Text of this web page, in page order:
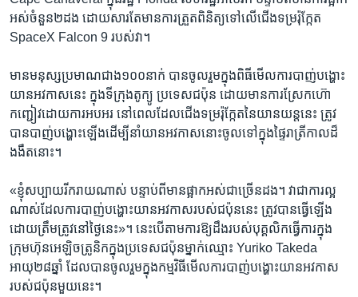
អស់​ចំនួន​២​ដង​ ដោយ​សារ​តែមាន​ការ​ត្រួត​ពិនិត្យ​ទៅ​លើ​ជើង​ទម្រ​រ៉ុក្កែត​
SpaceX Falcon 9​ របស់​វា។​
មាន​មនុស្ស​ប្រមាណ​ជាង១០០​នាក់​ បាន​ចូលរួម​ក្នុង​ពិធី​មើលការ​បាញ់​បង្ហោះ​
យាន​អវកាស​នេះ​ ក្នុង​ទីក្រុង​តូក្យូ​ ប្រទេស​ជប៉ុន​ ដោយ​មាន​ការ​ស្រែក​ហ៊ោ​
កញ្ជៀវ​ដោយ​ការ​អបអរ នៅ​ពេល​ដែលជើង​ទម្រ​រ៉ុក្កែតនៃ​យានយន្ត​នេះ​ ត្រូវ​
បាន​បាញ់​បង្ហោះ​ឡើង​ដើម្បី​នាំ​យាន​អវកាស​នោះ​ចូល​ទៅក្នុង​ផ្ទៃ​រាត្រី​កាលដ៏​
ងងឹត​នោះ។​
«ខ្ញុំ​សប្បាយ​រីករាយ​ណាស់​ បន្ទាប់​ពីមានផ្អាក​អស់​ជា​ច្រើន​ដង​។​ ​វា​ជាការ​ល្អ​
ណាស់ដែលការ​បាញ់​បង្ហោះ​យានអវកាសរបស់​ជប៉ុន​នេះ ត្រូវ​បាន​ធ្វើឡើង​
ដោយ​ត្រឹម​ត្រូវ​នៅ​ថ្ងៃនេះ»។​ ​នេះបើ​តាម​ការ​ឱ្យ​ដឹង​របស់​បុគ្គលិកធ្វើ​ការ​ក្នុង
ក្រុមហ៊ុន​អេឡិចត្រូនិក​ក្នុង​ប្រទេស​ជប៉ុន​ម្នាក់​ឈ្មោះ​ ​Yuriko Takeda
អាយុ២៨​ឆ្នាំ​ ​ដែល​បាន​ចូល​រួមក្នុង​កម្មវិធី​មើល​ការបាញ់​បង្ហោះ​យានអវកាស
របស់​ជប៉ុនមួយ​នេះ។​ ​